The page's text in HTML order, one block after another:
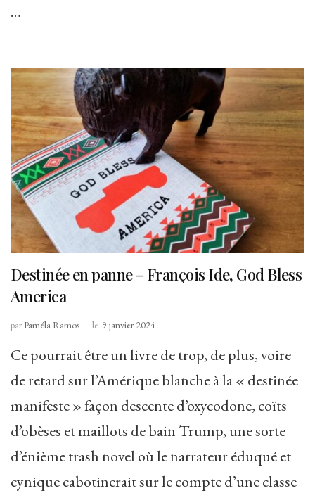
…
Destinée en panne – François Ide, God Bless
America
parPaméla Ramos le 9 janvier 2024
Ce pourrait être un livre de trop, de plus, voire
de retard sur l’Amérique blanche à la « destinée
manifeste » façon descente d’oxycodone, coïts
d’obèses et maillots de bain Trump, une sorte
d’énième trash novel où le narrateur éduqué et
cynique cabotinerait sur le compte d’une classe